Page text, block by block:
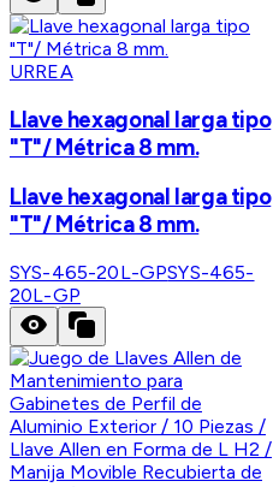
URREA
Llave hexagonal larga tipo
"T"/ Métrica 8 mm.
Llave hexagonal larga tipo
"T"/ Métrica 8 mm.
SYS-465-20L-GPSYS-465-
20L-GP